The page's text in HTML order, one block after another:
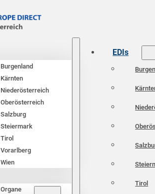
Burgenland
Kärnten
Niederösterreich
Oberösterreich
Salzburg
Steiermark
Tirol
Vorarlberg
Wien
Organe
EDIs
Tirol